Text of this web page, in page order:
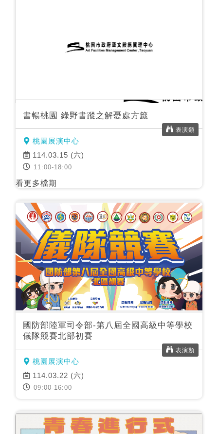
書暢桃園 綠野書蹤之解憂處方籤
桃園展演中心
表演類
114.03.15 (六)
11:00-18:00
看更多檔期
國防部陸軍司令部-第八屆全國高級中等學校
儀隊競賽北部初賽
桃園展演中心
表演類
114.03.22 (六)
09:00-16:00